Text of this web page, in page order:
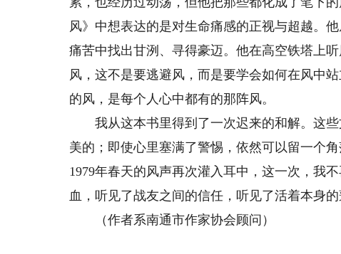
风》中想表达的是对生命痛感的正视与超越。
痛苦中找出甘洌、寻得豪迈。他在高空铁塔上
风，这不是要逃避风，而是要学会如何在风中
的风，是每个人心中都有的那阵风。
我从这本书里得到了一次迟来的和解。这些
美的；即使心里塞满了警惕，依然可以留一个
1979年春天的风声再次灌入耳中，这一次，我
血，听见了战友之间的信任，听见了活着本身的
（作者系南通市作家协会顾问）